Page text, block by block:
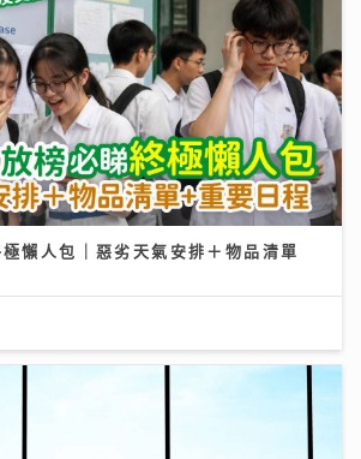
懶人包｜惡劣天氣安排＋物品清單